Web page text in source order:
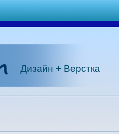
Дизайн + Верстка